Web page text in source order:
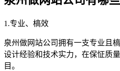
1.专业、槁效
泉州做网站公司拥有一支专业且
设计经验和技术实力，在保怔质
目。